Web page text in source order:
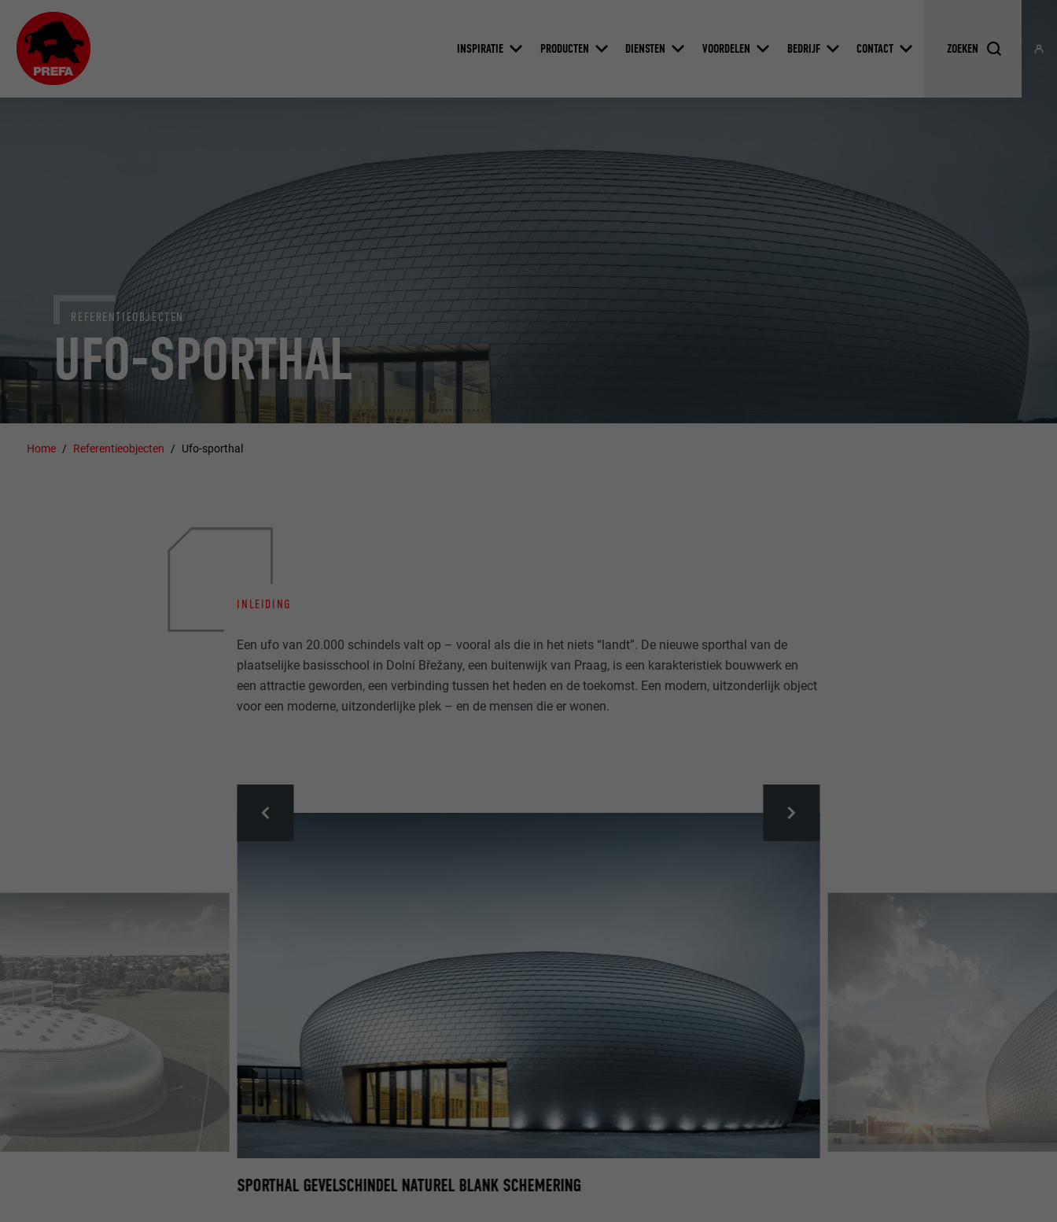
INSPIRATIE PRODUCTEN DIENSTEN VOORDELEN BEDRIJF CONTACT
UFO-SPORTHAL
REFERENTIEOBJECTEN
Home Referentieobjecten Ufo-sporthal
INLEIDING
Een ufo van 20.000 schindels valt op – vooral als die in het niets “landt”. De nieuwe sporthal van de
plaatselijke basisschool in Dolní Břežany, een buitenwijk van Praag, is een karakteristiek bouwwerk en
een attractie geworden, een verbinding tussen het heden en de toekomst. Een modern, uitzonderlijk object
voor een moderne, uitzonderlijke plek – en de mensen die er wonen.
SPORTHAL GEVELSCHINDEL NATUREL BLANK SCHEMERING